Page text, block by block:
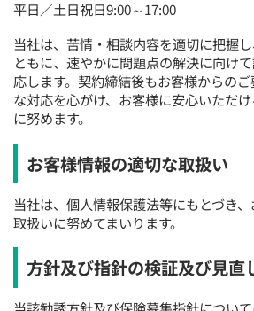
平日／土日祝日9:00～17:00
当社は、苦情・相談内容を適切に把握
ともに、速やかに問題点の解決に向け
応します。契約締結後もお客様からの
な対応を心がけ、お客様に安心いただ
に努めます。
お客様情報の適切な取扱い
当社は、個人情報保護法等にもとづき
取扱いに努めてまいります。
方針及び指針の検証及び見直